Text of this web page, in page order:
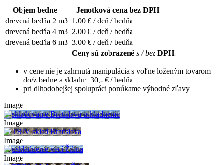
Objem bedne
Jenotková cena bez DPH
drevená bedňa 2 m3 1.00 € / deň / bedňa
drevená bedňa 4 m3 2.00 € / deň / bedňa
drevená bedňa 6 m3 3.00 € / deň / bedňa
Ceny sú zobrazené s / bez DPH.
v cene nie je zahrnutá manipulácia s voľne loženým tovarom
do/z bedne a skladu: 30,- € / bedňa
pri dlhodobejšej spolupráci ponúkame výhodné zľavy
Image
Image
Image
Image